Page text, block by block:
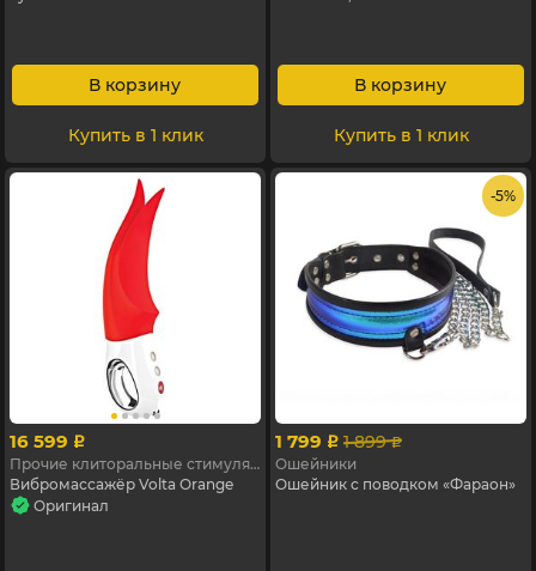
В корзину
Купить в 1 клик
В корзину
Купить в 1 клик
16 599 p
Прочие клиторальные стимуляторы
Вибромассажёр Volta Orange
Оригинал
- 5%
1 799 p 1 899 p
Ошейники
Ошейник с поводком «Фараон»